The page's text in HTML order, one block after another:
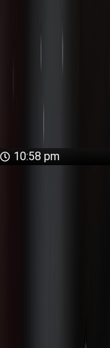
10:58 pm